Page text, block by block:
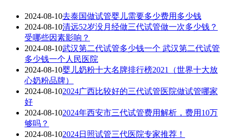
2024-08-10去泰国做试管婴儿需要多少费用多少钱
2024-08-10清远52岁没月经做三代试管做一次多少钱？
受哪些因素影响？
2024-08-10武汉第二代试管多少钱一个 武汉第二代试管
多少钱一个人民医院
2024-08-10婴儿奶粉十大名牌排行榜2021（世界十大放
心奶粉品牌）
2024-08-102024广西比较好的三代试管医院做试管哪家
好
2024-08-102024年西安市三代试管费用解析，费用10万
够吗？
2024-08-102024日照试管三代医院专家推荐！